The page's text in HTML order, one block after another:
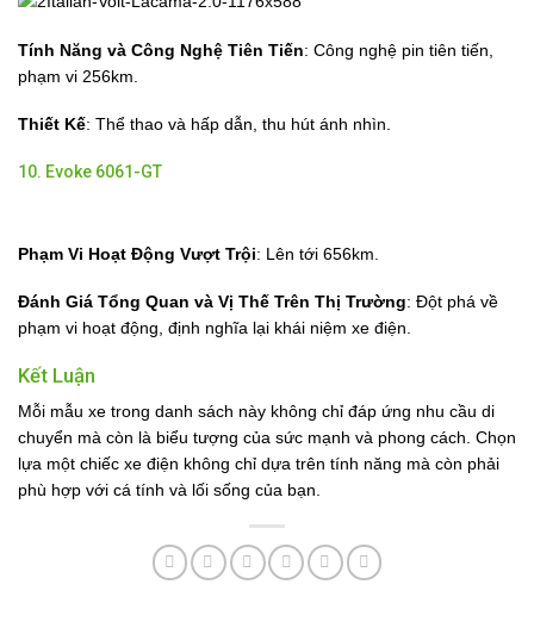
Tính Năng và Công Nghệ Tiên Tiến: Công nghệ pin tiên tiến,
phạm vi 256km.
Thiết Kế: Thể thao và hấp dẫn, thu hút ánh nhìn.
10. Evoke 6061-GT
Phạm Vi Hoạt Động Vượt Trội: Lên tới 656km.
Đánh Giá Tổng Quan và Vị Thế Trên Thị Trường: Đột phá về
phạm vi hoạt động, định nghĩa lại khái niệm xe điện.
Kết Luận
Mỗi mẫu xe trong danh sách này không chỉ đáp ứng nhu cầu di
chuyển mà còn là biểu tượng của sức mạnh và phong cách. Chọn
lựa một chiếc xe điện không chỉ dựa trên tính năng mà còn phải
phù hợp với cá tính và lối sống của bạn.